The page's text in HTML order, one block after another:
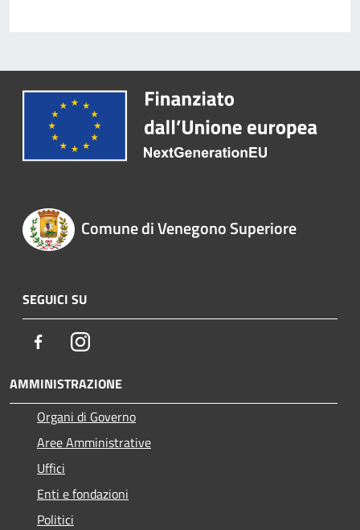
Comune di Venegono Superiore
SEGUICI SU
FacebookInstagram
AMMINISTRAZIONE
Organi di Governo
Aree Amministrative
Uffici
Enti e fondazioni
Politici